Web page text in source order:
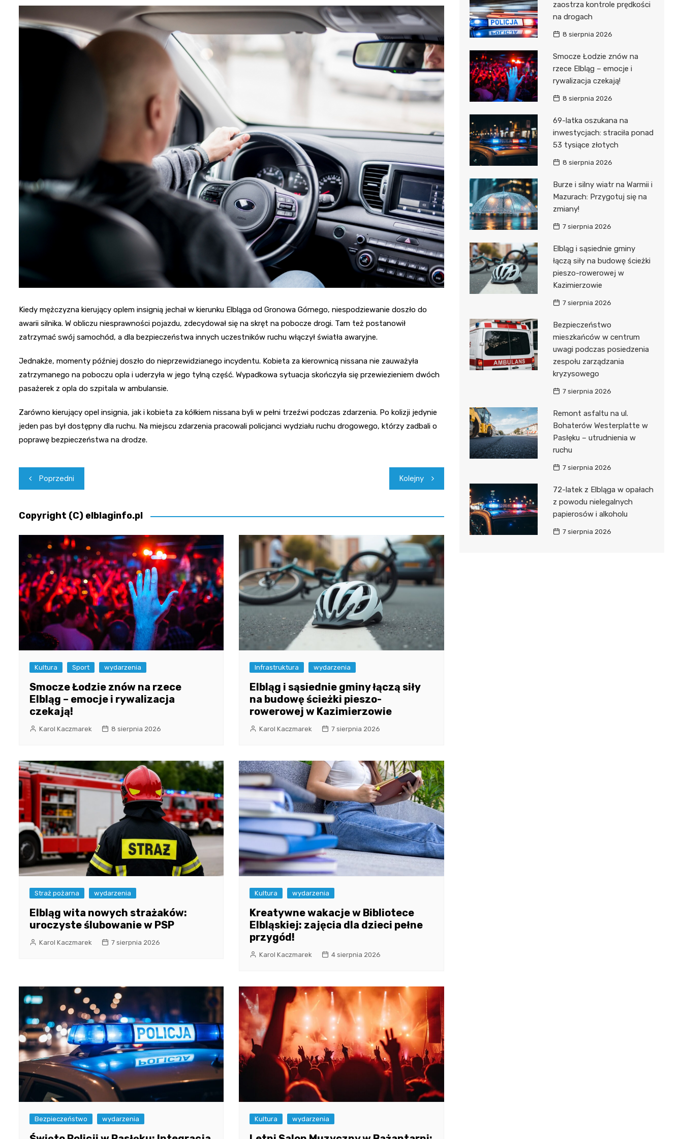
Fryzjer
Poczta
Kino
Kiedy mężczyzna kierujący oplem insignią jechał w kierunku Elbląga od Gronowa Górnego, niespodziewanie doszło do
awarii silnika. W obliczu niesprawności pojazdu, zdecydował się na skręt na pobocze drogi. Tam też postanowił
zatrzymać swój samochód, a dla bezpieczeństwa innych uczestników ruchu włączył światła awaryjne.
Jednakże, momenty później doszło do nieprzewidzianego incydentu. Kobieta za kierownicą nissana nie zauważyła
zatrzymanego na poboczu opla i uderzyła w jego tylną część. Wypadkowa sytuacja skończyła się przewiezieniem dwóch
pasażerek z opla do szpitala w ambulansie.
Zarówno kierujący opel insignia, jak i kobieta za kółkiem nissana byli w pełni trzeźwi podczas zdarzenia. Po kolizji jedynie
jeden pas był dostępny dla ruchu. Na miejscu zdarzenia pracowali policjanci wydziału ruchu drogowego, którzy zadbali o
poprawę bezpieczeństwa na drodze.
Nawigacja
wpisu
Poprzedni Kolejny
Copyright (C) elblaginfo.pl
Kultura Sport wydarzenia
Smocze Łodzie znów na rzece
Elbląg – emocje i rywalizacja
czekają!
Karol Kaczmarek 8 sierpnia 2026
Infrastruktura wydarzenia
Elbląg i sąsiednie gminy łączą siły
na budowę ścieżki pieszo-
rowerowej w Kazimierzowie
Karol Kaczmarek 7 sierpnia 2026
Straż pożarna wydarzenia
Elbląg wita nowych strażaków:
uroczyste ślubowanie w PSP
Karol Kaczmarek 7 sierpnia 2026
Kultura wydarzenia
Kreatywne wakacje w Bibliotece
Elbląskiej: zajęcia dla dzieci pełne
przygód!
Karol Kaczmarek 4 sierpnia 2026
Bezpieczeństwo wydarzenia Kultura wydarzenia
zaostrza kontrole prędkości
na drogach
8 sierpnia 2026
Smocze Łodzie znów na
rzece Elbląg – emocje i
rywalizacja czekają!
8 sierpnia 2026
69-latka oszukana na
inwestycjach: straciła ponad
53 tysiące złotych
8 sierpnia 2026
Burze i silny wiatr na Warmii i
Mazurach: Przygotuj się na
zmiany!
7 sierpnia 2026
Elbląg i sąsiednie gminy
łączą siły na budowę ścieżki
pieszo-rowerowej w
Kazimierzowie
7 sierpnia 2026
Bezpieczeństwo
mieszkańców w centrum
uwagi podczas posiedzenia
zespołu zarządzania
kryzysowego
7 sierpnia 2026
Remont asfaltu na ul.
Bohaterów Westerplatte w
Pasłęku – utrudnienia w
ruchu
7 sierpnia 2026
72-latek z Elbląga w opałach
z powodu nielegalnych
papierosów i alkoholu
7 sierpnia 2026